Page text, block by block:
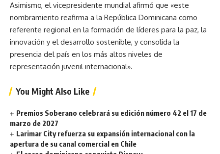
Asimismo, el vicepresidente mundial afirmó que «este
nombramiento reafirma a la República Dominicana como
referente regional en la formación de líderes para la paz, la
innovación y el desarrollo sostenible, y consolida la
presencia del país en los más altos niveles de
representación juvenil internacional».
You Might Also Like
Premios Soberano celebrará su edición número 42 el 17 de
marzo de 2027
Larimar City refuerza su expansión internacional con la
apertura de su canal comercial en Chile